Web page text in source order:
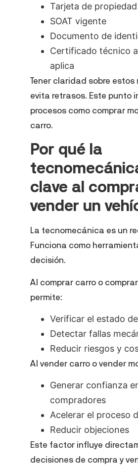
Tarjeta de propiedad
SOAT vigente
Documento de
Certificado técnico
aplica
Tener claridad sobre
evita retrasos. Este punto
procesos como comprar
carro.
Por qué la
clave al
vender un
La tecnomecánica es un
Funciona como
decisión.
Al comprar carro o
permite:
Verificar el estado
Detectar fallas
Reducir riesgos y
Al vender carro o vender
Generar confianza
compradores
Acelerar el proceso
Reducir objeciones
Este factor influye
decisiones de compra y